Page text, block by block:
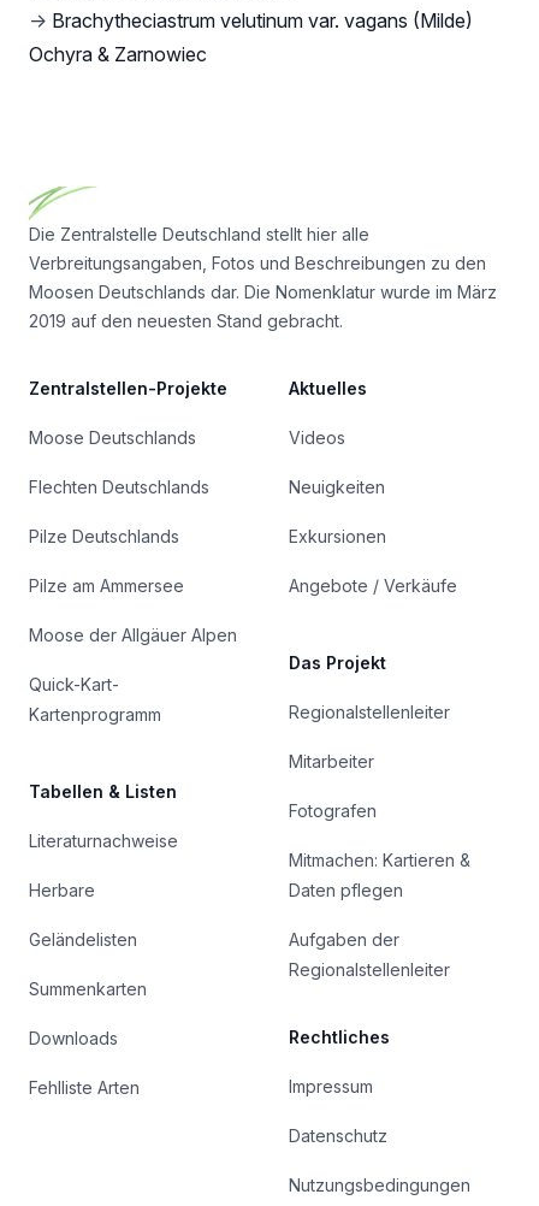
→ Brachytheciastrum velutinum var. vagans (Milde)
Ochyra & Zarnowiec
Die Zentralstelle Deutschland stellt hier alle
Verbreitungsangaben, Fotos und Beschreibungen zu den
Moosen Deutschlands dar. Die Nomenklatur wurde im März
2019 auf den neuesten Stand gebracht.
Zentralstellen-Projekte
Moose Deutschlands
Flechten Deutschlands
Pilze Deutschlands
Pilze am Ammersee
Moose der Allgäuer Alpen
Quick-Kart-
Kartenprogramm
Tabellen & Listen
Literaturnachweise
Herbare
Geländelisten
Summenkarten
Downloads
Fehlliste Arten
Aktuelles
Videos
Neuigkeiten
Exkursionen
Angebote / Verkäufe
Das Projekt
Regionalstellenleiter
Mitarbeiter
Fotografen
Mitmachen: Kartieren &
Daten pflegen
Aufgaben der
Regionalstellenleiter
Rechtliches
Impressum
Datenschutz
Nutzungsbedingungen